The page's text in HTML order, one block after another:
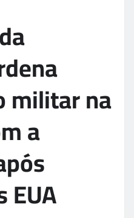
militar na
a
EUA